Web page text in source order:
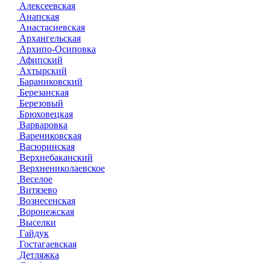
Алексеевская
Анапская
Анастасиевская
Архангельская
Архипо-Осиповка
Афипский
Ахтырский
Бараниковский
Березанская
Березовый
Брюховецкая
Варваровка
Варениковская
Васюринская
Верхнебаканский
Верхнениколаевское
Веселое
Витязево
Вознесенская
Воронежская
Выселки
Гайдук
Гостагаевская
Детляжка